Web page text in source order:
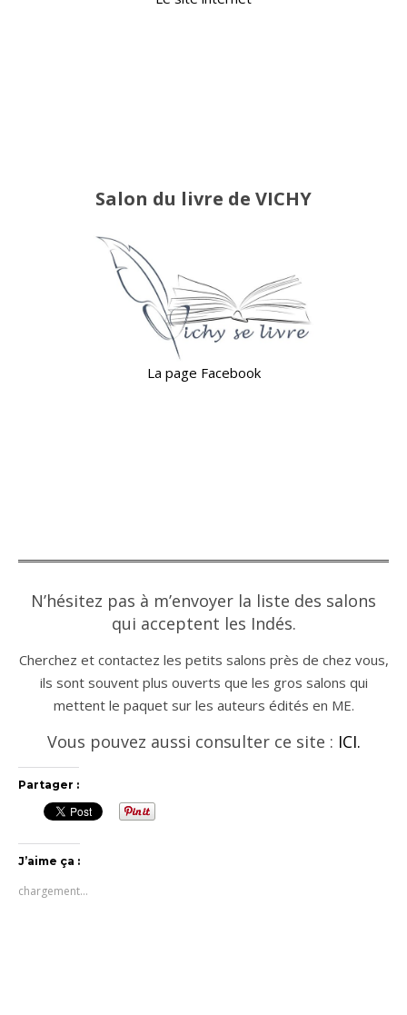
Salon du livre de VICHY
La page Facebook
N’hésitez pas à m’envoyer la liste des salons
qui acceptent les Indés.
Cherchez et contactez les petits salons près de chez vous,
ils sont souvent plus ouverts que les gros salons qui
mettent le paquet sur les auteurs édités en ME.
Vous pouvez aussi consulter ce site : ICI.
Partager :
J’aime ça :
chargement…